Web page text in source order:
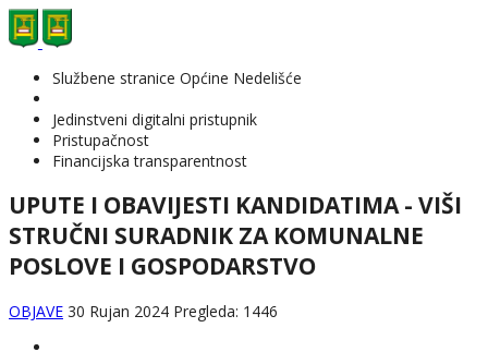
Službene stranice Općine Nedelišće
Jedinstveni digitalni pristupnik
Pristupačnost
Financijska transparentnost
UPUTE I OBAVIJESTI KANDIDATIMA - VIŠI
STRUČNI SURADNIK ZA KOMUNALNE
POSLOVE I GOSPODARSTVO
OBJAVE 30 Rujan 2024 Pregleda: 1446